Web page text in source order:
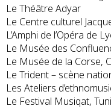
Le Théâtre Adyar
Le Centre culturel
L’Amphi de l’Opéra de
Le Musée des
Le Musée de la Corse,
Le Trident – scène
Les Ateliers
Le Festival Musiqat,